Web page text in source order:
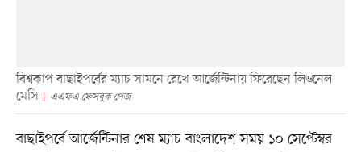
বিশ্বকাপ বাছাইপর্বের ম্যাচ সামনে রেখে আর্জেন্টিনায় ফিরেছেন লিওনেল
মেসি
এএফএ ফেসবুক পেজ
বাছাইপর্বে আর্জেন্টিনার শেষ ম্যাচ বাংলাদেশ সময় ১০ সেপ্টেম্বর